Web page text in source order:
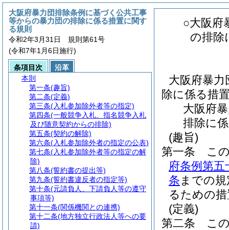
○大阪府
の排除
大阪府暴
除に係る措
大阪府
排除に
(趣旨)
第一条
こ
府条例第
条 までの
るための
(定義)
第二条
こ
大阪府暴力団排除条例に基づく公共工事
等からの暴力団の排除に係る措置に関す
る規則
令和2年3月31日 規則第61号
(令和7年1月6日施行)
条項目次
沿革
本則
第一条(趣旨)
第二条(定義)
第三条(入札参加除外者等の指定)
第四条(一般競争入札、指名競争入札
及び随意契約からの排除)
第五条(契約の解除)
第六条(入札参加除外者の指定の公表)
第七条(入札参加除外者等の指定の解
除)
第八条(誓約書の提出等)
第九条(誓約書違反者の指定等)
第十条(元請負人、下請負人等の遵守
事項等)
第十一条(関係機関との連携)
第十二条(地方独立行政法人等への要
請)